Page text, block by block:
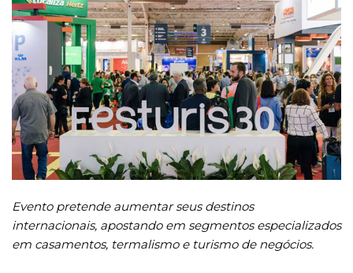
Evento pretende aumentar seus destinos
internacionais, apostando em segmentos especializados
em casamentos, termalismo e turismo de negócios.